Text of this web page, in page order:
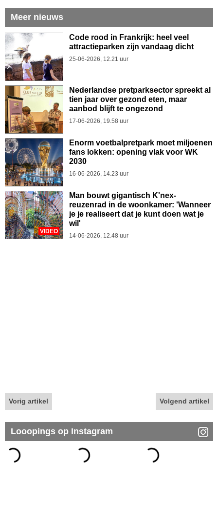
Meer nieuws
Code rood in Frankrijk: heel veel
attractieparken zijn vandaag dicht
25-06-2026, 12.21 uur
Nederlandse pretparksector spreekt al
tien jaar over gezond eten, maar
aanbod blijft te ongezond
17-06-2026, 19.58 uur
Enorm voetbalpretpark moet miljoenen
fans lokken: opening vlak voor WK
2030
16-06-2026, 14.23 uur
VIDEO
Man bouwt gigantisch K'nex-
reuzenrad in de woonkamer: 'Wanneer
je je realiseert dat je kunt doen wat je
wil'
14-06-2026, 12.48 uur
Vorig artikel Volgend artikel
Looopings op Instagram